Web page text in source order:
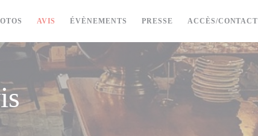
AVIS ÉVÈNEMENTS PRESSE ACCÈS/CONTACT